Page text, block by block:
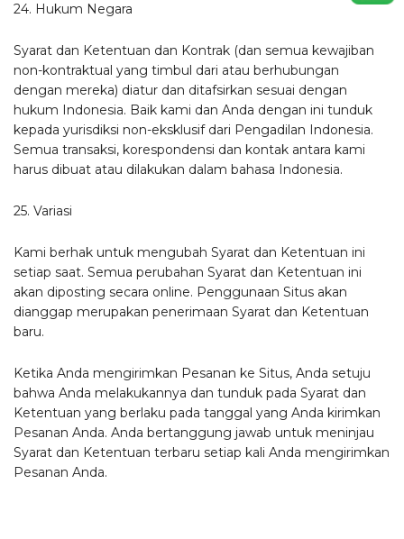
24. Hukum Negara
Syarat dan Ketentuan dan Kontrak (dan semua kewajiban
non-kontraktual yang timbul dari atau berhubungan
dengan mereka) diatur dan ditafsirkan sesuai dengan
hukum Indonesia. Baik kami dan Anda dengan ini tunduk
kepada yurisdiksi non-eksklusif dari Pengadilan Indonesia.
Semua transaksi, korespondensi dan kontak antara kami
harus dibuat atau dilakukan dalam bahasa Indonesia.
25. Variasi
Kami berhak untuk mengubah Syarat dan Ketentuan ini
setiap saat. Semua perubahan Syarat dan Ketentuan ini
akan diposting secara online. Penggunaan Situs akan
dianggap merupakan penerimaan Syarat dan Ketentuan
baru.
Ketika Anda mengirimkan Pesanan ke Situs, Anda setuju
bahwa Anda melakukannya dan tunduk pada Syarat dan
Ketentuan yang berlaku pada tanggal yang Anda kirimkan
Pesanan Anda. Anda bertanggung jawab untuk meninjau
Syarat dan Ketentuan terbaru setiap kali Anda mengirimkan
Pesanan Anda.